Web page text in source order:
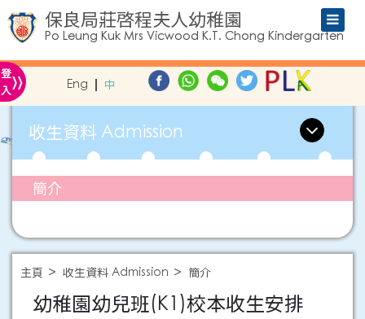
保良局莊啓程夫人幼稚園
Po Leung Kuk Mrs Vicwood K.T. Chong Kindergarten
登
入» Eng 中
收生資料 Admission
簡介
主頁 收生資料 Admission 簡介
幼稚園幼兒班(K1)校本收生安排